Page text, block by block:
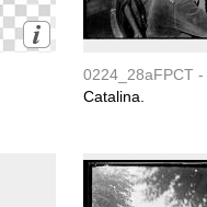
0224_28aFPCT -
Catalina.